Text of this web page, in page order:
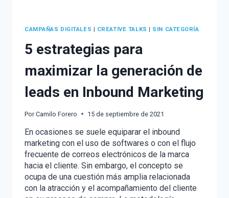
CAMPAÑAS DIGITALES | CREATIVE TALKS | SIN CATEGORÍA
5 estrategias para
maximizar la generación de
leads en Inbound Marketing
Por Camilo Forero 15 de septiembre de 2021
En ocasiones se suele equiparar el inbound
marketing con el uso de softwares o con el flujo
frecuente de correos electrónicos de la marca
hacia el cliente. Sin embargo, el concepto se
ocupa de una cuestión más amplia relacionada
con la atracción y el acompañamiento del cliente